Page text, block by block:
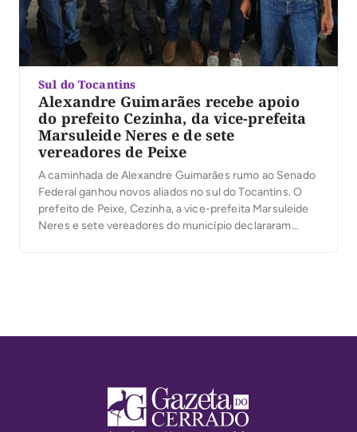
Sul do Tocantins
Alexandre Guimarães recebe apoio
do prefeito Cezinha, da vice-prefeita
Marsuleide Neres e de sete
vereadores de Peixe
A caminhada de Alexandre Guimarães rumo ao Senado
Federal ganhou novos aliados no sul do Tocantins. O
prefeito de Peixe, Cezinha, a vice-prefeita Marsuleide
Neres e sete vereadores do município declararam